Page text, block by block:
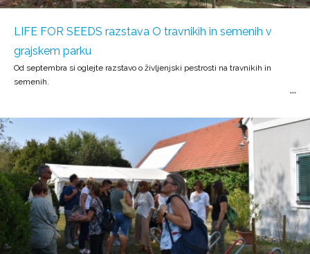
LIFE FOR SEEDS razstava O travnikih in semenih v
grajskem parku
Od septembra si oglejte razstavo o življenjski pestrosti na travnikih in
semenih.